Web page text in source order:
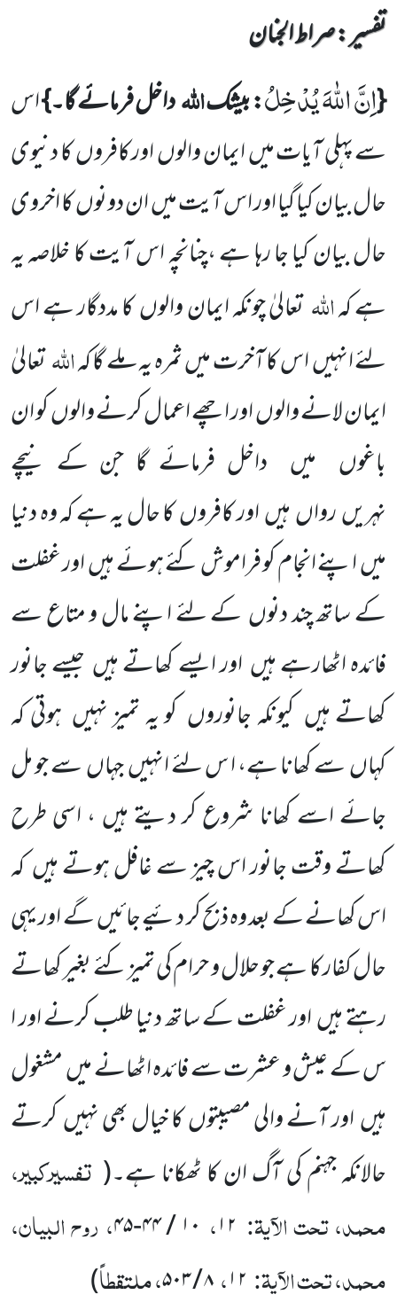
تفسیر : ‎صراط الجنان
{اِنَّ اللّٰهَ یُدْخِلُ: بیشکاللہداخل فرمائے گا۔}اس
سے پہلی آیات میں ایمان والوں اور کافروں کا دنیوی
حال بیان کیا گیا اور اس آیت میں ان دونوں کا اخروی
حال بیان کیا جا رہا ہے ،چنانچہ اس آیت کا خلاصہ یہ
ہے کہاللہتعالیٰ چونکہ ایمان والوں کا مددگار ہے اس
لئے انہیں اس کا آخرت میں ثمرہ یہ ملے گا کہاللہتعالیٰ
ایمان لانے والوں اور اچھے اعمال کرنے والوں کو ان
باغوں میں داخل فرمائے گا جن کے نیچے
نہریں رواں ہیں اور کافروں کا حال یہ ہے کہ وہ دنیا
میں اپنے انجام کو فراموش کئے ہوئے ہیں اور غفلت
کے ساتھ چند دنوں کے لئے اپنے مال و متاع سے
فائدہ اٹھارہے ہیں اور ایسے کھاتے ہیں جیسے جانور
کھاتے ہیں کیونکہ جانوروں کو یہ تمیز نہیں ہوتی کہ
کہاں سے کھانا ہے، ا س لئے انہیں جہاں سے جو مل
جائے اسے کھانا شروع کر دیتے ہیں ، اسی طرح
کھاتے وقت جانور اس چیز سے غافل ہوتے ہیں کہ
اس کھانے کے بعد وہ ذبح کر دئیے جائیں گے اور یہی
حال کفار کا ہے جو حلال و حرام کی تمیز کئے بغیر کھاتے
رہتے ہیں اور غفلت کے ساتھ دنیا طلب کرنے اور ا
س کے عیش و عشرت سے فائدہ اٹھانے میں مشغول
ہیں اور آنے والی مصیبتوں کا خیال بھی نہیں کرتے
حالانکہ جہنم کی آگ ان کا ٹھکانا ہے۔( تفسیرکبیر،
محمد، تحت الآیۃ: ۱۲، ۱۰ / ۴۴-۴۵
، روح البیان،
محمد، تحت الآیۃ: ۱۲،۸ / ۵۰۳ ، ملتقطاً)